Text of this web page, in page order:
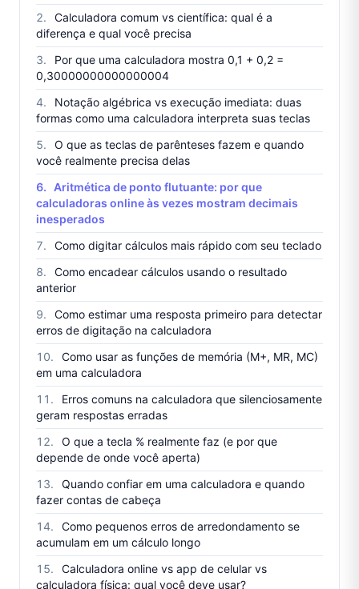
Calculadora comum vs científica: qual é a
diferença e qual você precisa
Por que uma calculadora mostra 0,1 + 0,2 =
0,30000000000000004
Notação algébrica vs execução imediata: duas
formas como uma calculadora interpreta suas teclas
O que as teclas de parênteses fazem e quando
você realmente precisa delas
Aritmética de ponto flutuante: por que
calculadoras online às vezes mostram decimais
inesperados
Como digitar cálculos mais rápido com seu teclado
Como encadear cálculos usando o resultado
anterior
Como estimar uma resposta primeiro para detectar
erros de digitação na calculadora
Como usar as funções de memória (M+, MR, MC)
em uma calculadora
Erros comuns na calculadora que silenciosamente
geram respostas erradas
O que a tecla % realmente faz (e por que
depende de onde você aperta)
Quando confiar em uma calculadora e quando
fazer contas de cabeça
Como pequenos erros de arredondamento se
acumulam em um cálculo longo
Calculadora online vs app de celular vs
calculadora física: qual você deve usar?